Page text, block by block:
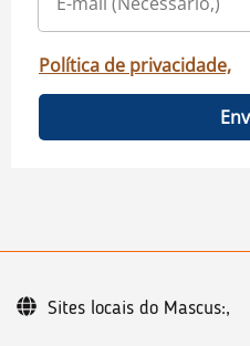
Política de privacidade,
Sites locais do Mascus:,